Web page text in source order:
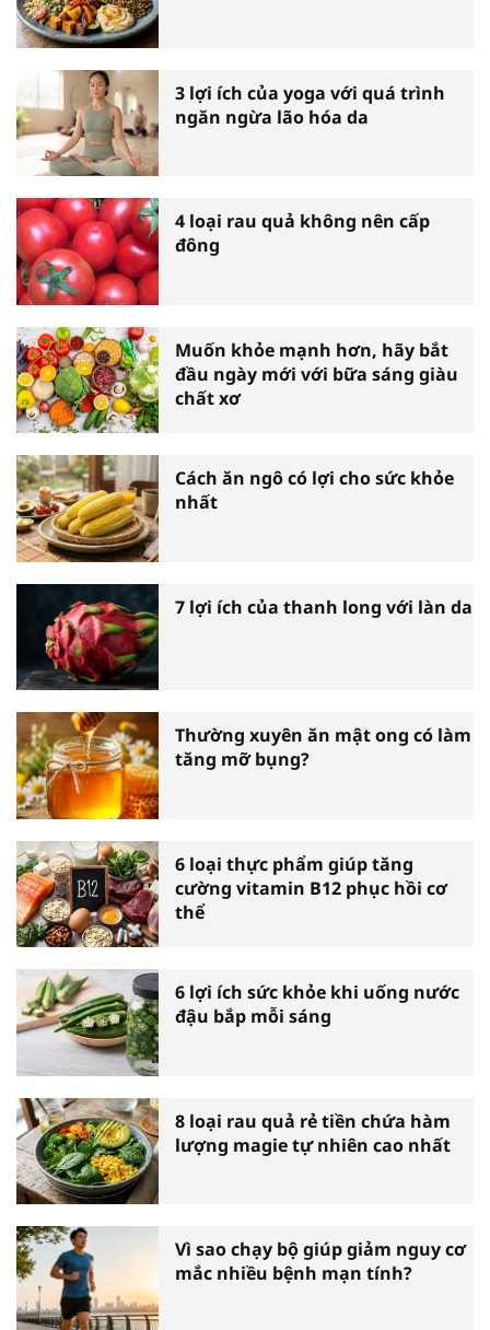
3 lợi ích của yoga với quá trình
ngăn ngừa lão hóa da
4 loại rau quả không nên cấp
đông
Muốn khỏe mạnh hơn, hãy bắt
đầu ngày mới với bữa sáng giàu
chất xơ
Cách ăn ngô có lợi cho sức khỏe
nhất
7 lợi ích của thanh long với làn da
Thường xuyên ăn mật ong có làm
tăng mỡ bụng?
6 loại thực phẩm giúp tăng
cường vitamin B12 phục hồi cơ
thể
6 lợi ích sức khỏe khi uống nước
đậu bắp mỗi sáng
8 loại rau quả rẻ tiền chứa hàm
lượng magie tự nhiên cao nhất
Vì sao chạy bộ giúp giảm nguy cơ
mắc nhiều bệnh mạn tính?